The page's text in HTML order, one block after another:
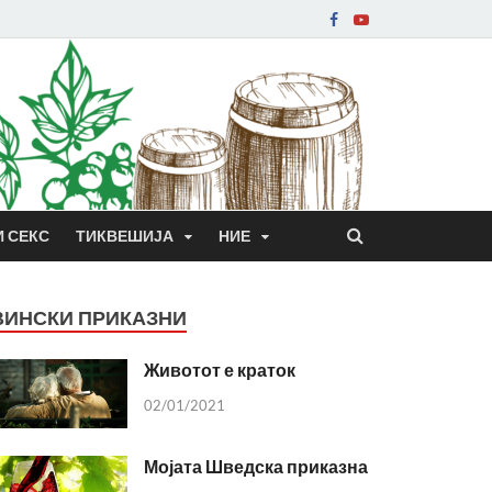
СЕКС ТИКВЕШИЈА НИЕ
ПРИКАЗНИ
Животот е краток
02/01/2021
Мојата Шведска приказна